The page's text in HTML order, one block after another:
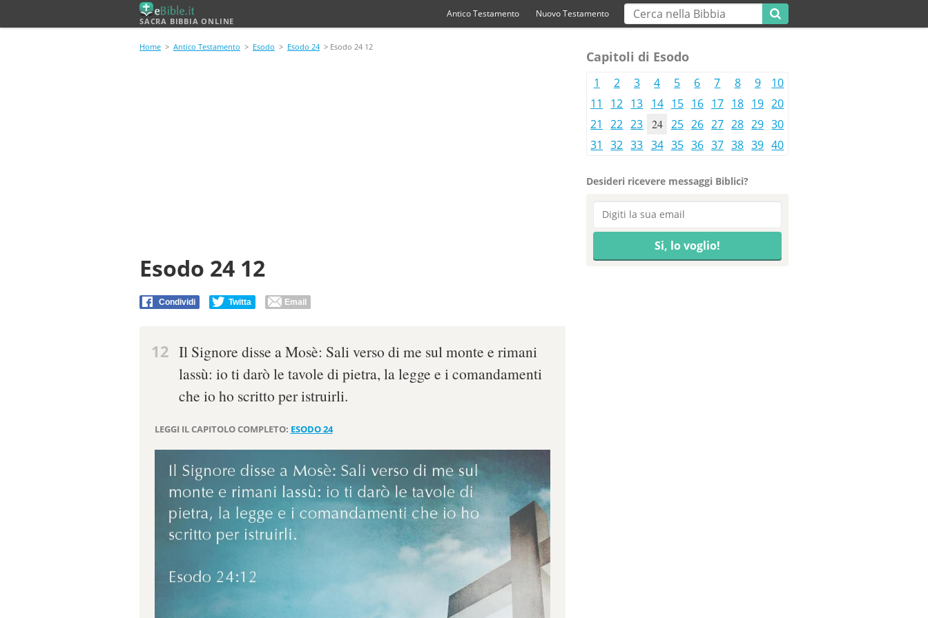
SACRA BIBBIA ONLINE
Antico Testamento Nuovo Testamento
Home > Antico Testamento > Esodo > Esodo 24 > Esodo 24 12
Esodo 24 12
Condividi Twitta Email
12 Il Signore disse a Mosè: Sali verso di me sul monte e rimani
lassù: io ti darò le tavole di pietra, la legge e i comandamenti
che io ho scritto per istruirli.
LEGGI IL CAPITOLO COMPLETO: ESODO 24
Capitoli di Esodo
1 2 3 4 5 6 7 8 9
10
11
12 13 14 15 16 17 18 19 20
21
22 23 24 25 26 27 28 29 30
31
32 33 34 35 36 37 38 39 40
Desideri ricevere messaggi Biblici?